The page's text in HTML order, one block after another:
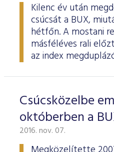
Kilenc év után
csúcsát a BUX,
hétfőn. A mostani
másféléves rali
az index
Csúcsközelbe
októberben a
2016. nov. 07.